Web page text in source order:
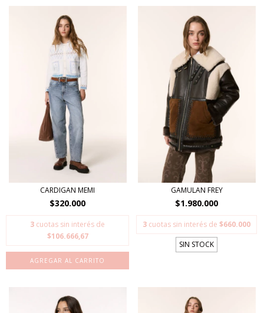
CARDIGAN MEMI
$320.000
3 cuotas sin interés de
$106.666,67
AGREGAR AL CARRITO
GAMULAN FREY
$1.980.000
3 cuotas sin interés de $660.000
SIN STOCK